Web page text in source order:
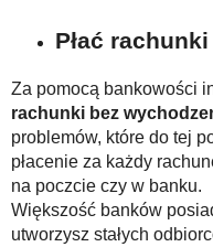
Płać
Za pomocą bankowości
rachunki bez
problemów, które do tej
płacenie za każdy
na poczcie czy w banku.
Większość banków
utworzysz stałych